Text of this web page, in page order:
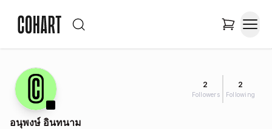
2
Followers
2
Following
อนุพงษ์ อินทนาม